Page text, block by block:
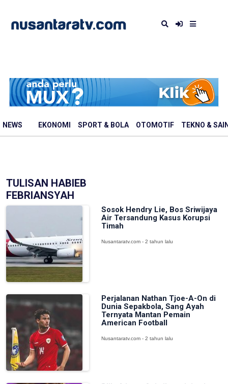
NEWS EKONOMI SPORT & BOLA OTOMOTIF TEKNO &
TULISAN HABIEB
FEBRIANSYAH
Sosok Hendry Lie, Bos Sriwijaya
Air Tersandung Kasus Korupsi
Timah
Nusantaratv.com - 2 tahun lalu
Perjalanan Nathan Tjoe-A-On di
Dunia Sepakbola, Sang Ayah
Ternyata Mantan Pemain
American Football
Nusantaratv.com - 2 tahun lalu